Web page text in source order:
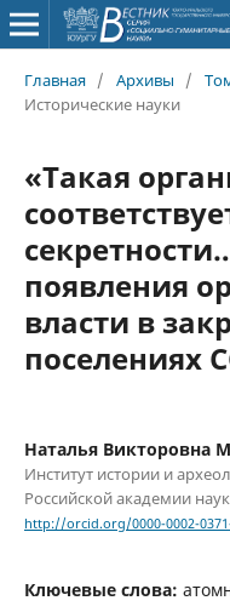
Главная / Архивы /
Исторические науки
«Такая
появления
власти в
поселениях
Наталья Викторовна
Институт истории и
Российской академии наук
http://orcid.org/0000-0002-
Ключевые слова: